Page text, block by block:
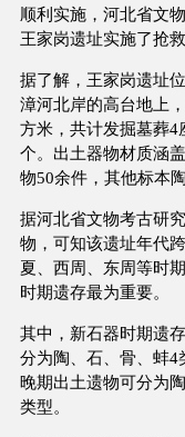
顺利实施，河北省文
王家岗遗址实施了抢
据了解，王家岗遗址
漳河北岸的高台地上
方米，共计发掘墓葬4
个。出土器物材质涵
物50余件，其他标本
据河北省文物考古研
物，可知该遗址年代
夏、西周、东周等时
时期遗存最为重要。
其中，新石器时期遗
分为陶、石、骨、蚌4
晚期出土遗物可分为
类型。